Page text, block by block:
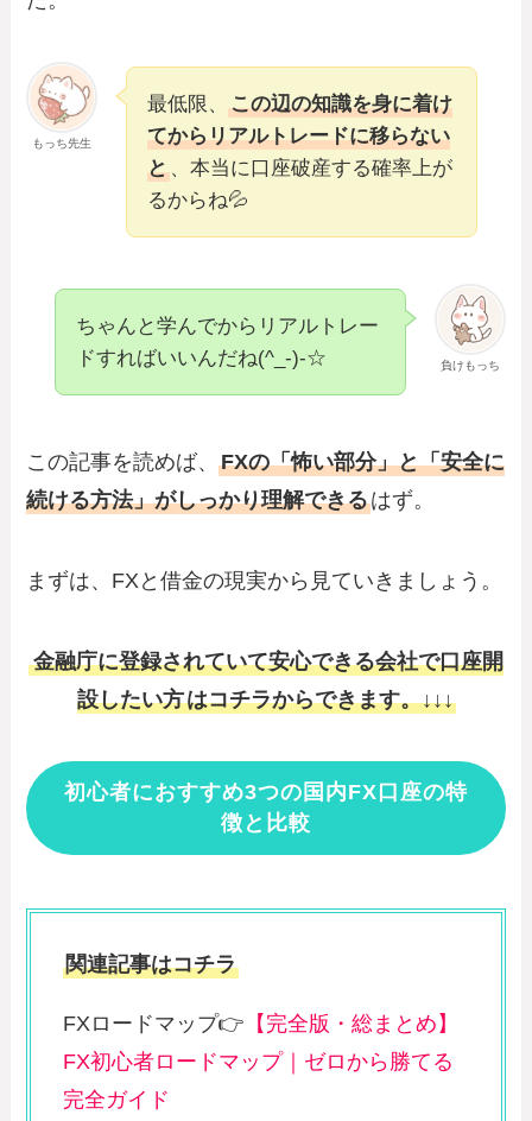
もっち先生
最低限、この辺の知識を身に着け
てからリアルトレードに移らない
と、本当に口座破産する確率上が
るからね💦
負けもっち
ちゃんと学んでからリアルトレー
ドすればいいんだね(^_-)-☆
この記事を読めば、FXの「怖い部分」と「安全に
続ける方法」がしっかり理解できるはず。
まずは、FXと借金の現実から見ていきましょう。
金融庁に登録されていて安心できる会社で口座開
設したい方はコチラからできます。↓↓↓
初心者におすすめ3つの国内FX口座の特
徴と比較
関連記事はコチラ
FXロードマップ👉 【完全版・総まとめ】
FX初心者ロードマップ｜ゼロから勝てる
完全ガイド